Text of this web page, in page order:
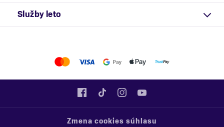
Služby leto
Zmena cookies súhlasu